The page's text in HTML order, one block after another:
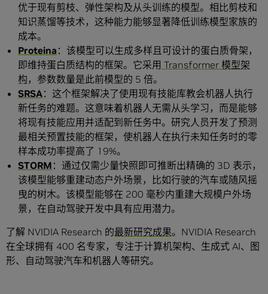
优于现有剪枝、弹性架构及从头训练的模型。相比剪枝和
知识蒸馏等技术，这种能力能够显著降低训练模型家族的
成本。
Proteina ：该模型可以生成多样且可设计的蛋白质骨架，
即维持蛋白质结构的框架。它采用 Transformer 模型架
构，参数数量是此前模型的 5 倍。
SRSA：这个框架解决了使用现有技能库教会机器人执行
新任务的难题。这意味着机器人无需从头学习，而是能够
将现有技能应用并适配到新任务中。研究人员开发了预测
最相关预置技能的框架，使机器人在执行未知任务时的零
样本成功率提高了 19%。
STORM ：通过仅需少量快照即可推断出精确的 3D 表示，
该模型能够重建动态户外场景，比如行驶的汽车或随风摇
曳的树木。该模型能够在 200 毫秒内重建大规模户外场
景，在自动驾驶开发中具有应用潜力。
了解 NVIDIA Research 的最新研究成果。NVIDIA Research
在全球拥有 400 名专家，专注于计算机架构、生成式 AI、图
形、自动驾驶汽车和机器人等研究。